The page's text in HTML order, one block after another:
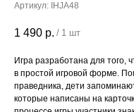
Артикул: IHJA48
1 490 р. / 1 шт
Игра разработана для того,
в простой игровой форме.
праведника, дети
которые написаны на